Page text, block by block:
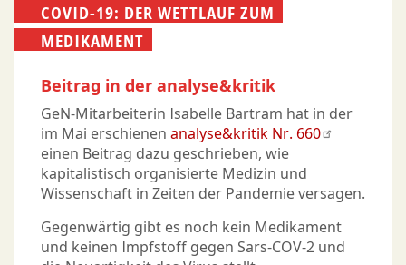
COVID-19: DER WETTLAUF ZUM
MEDIKAMENT
Beitrag in der analyse&kritik
GeN-Mitarbeiterin Isabelle Bartram hat in der
im Mai erschienen analyse&kritik Nr. 660
einen Beitrag dazu geschrieben, wie
kapitalistisch organisierte Medizin und
Wissenschaft in Zeiten der Pandemie versagen.
Gegenwärtig gibt es noch kein Medikament
und keinen Impfstoff gegen Sars-COV-2 und